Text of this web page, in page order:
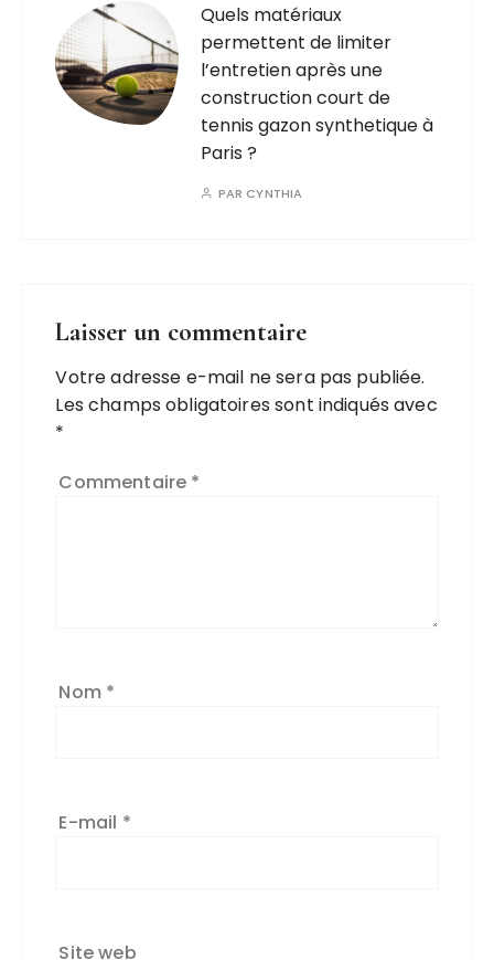
Quels matériaux
permettent de limiter
l’entretien après une
construction court de
tennis gazon synthetique à
Paris ?
PAR CYNTHIA
Laisser un commentaire
Votre adresse e-mail ne sera pas publiée.
Les champs obligatoires sont indiqués avec
*
Commentaire *
Nom *
E-mail *
Site web